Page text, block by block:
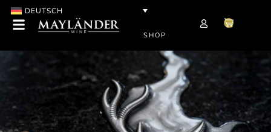
DEUTSCH
SHOP